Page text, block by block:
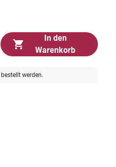
In den
Warenkorb
werden.